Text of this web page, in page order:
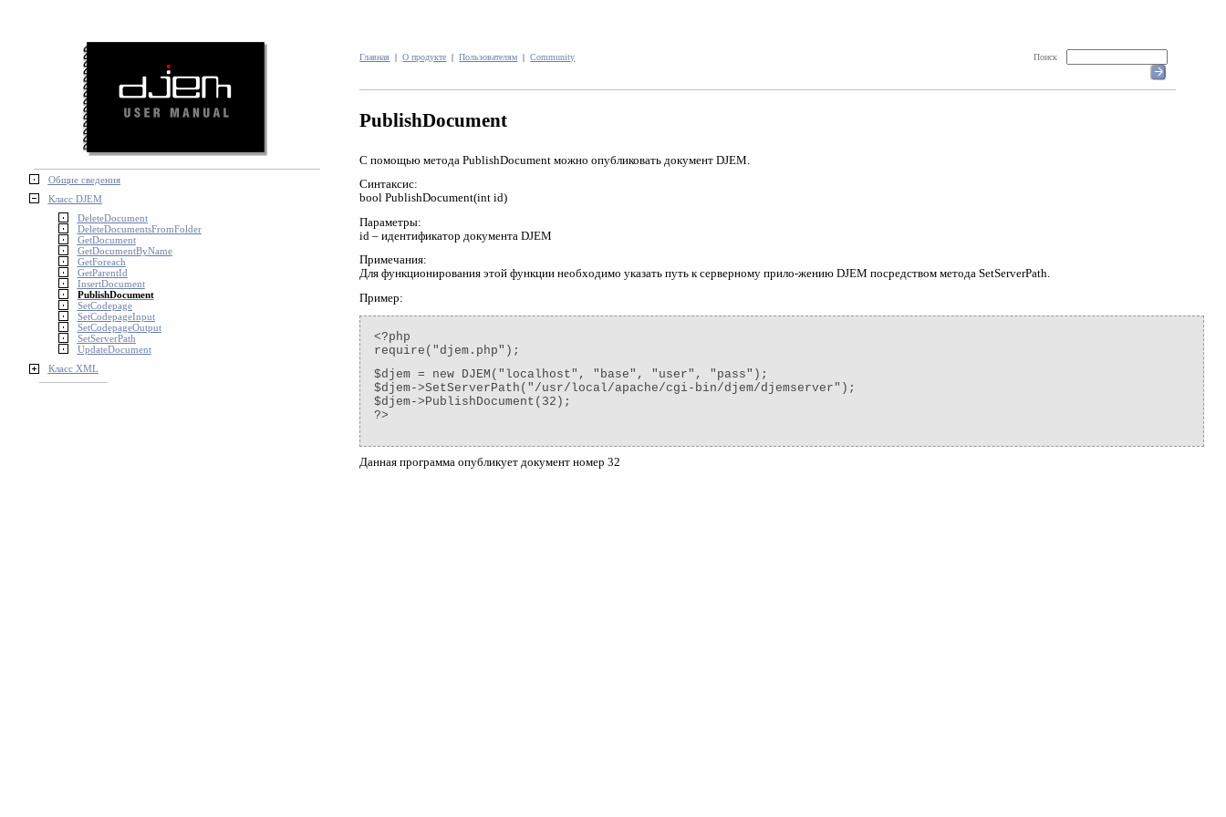
Общие сведения
Класс DJEM
DeleteDocument
DeleteDocumentsFromFolder
GetDocument
GetDocumentByName
GetForeach
GetParentId
InsertDocument
PublishDocument
SetCodepage
SetCodepageInput
SetCodepageOutput
SetServerPath
UpdateDocument
Класс XML
Главная |О продукте |Пользователям |Community Поиск
PublishDocument
С помощью метода PublishDocument можно опубликовать документ DJEM.
Синтаксис:
bool PublishDocument(int id)
Параметры:
id – идентификатор документа DJEM
Примечания:
Для функционирования этой функции необходимо указать путь к серверному прило-жению DJEM посредством метода SetServerPath.
Пример:
<?php
require("djem.php");
$djem = new DJEM("localhost", "base", "user", "pass");
$djem->SetServerPath("/usr/local/apache/cgi-bin/djem/djemserver");
$djem->PublishDocument(32);
?>
Данная программа опубликует документ номер 32